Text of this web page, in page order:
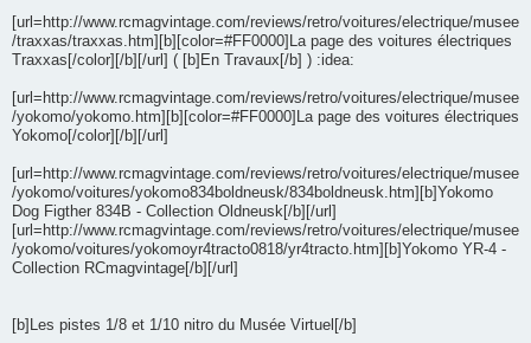
[url=http://www.rcmagvintage.com/reviews/retro/voitures/electrique/musee
/traxxas/traxxas.htm][b][color=#FF0000]La page des voitures électriques
Traxxas[/color][/b][/url] ( [b]En Travaux[/b] ) :idea:
[url=http://www.rcmagvintage.com/reviews/retro/voitures/electrique/musee
/yokomo/yokomo.htm][b][color=#FF0000]La page des voitures électriques
Yokomo[/color][/b][/url]
[url=http://www.rcmagvintage.com/reviews/retro/voitures/electrique/musee
/yokomo/voitures/yokomo834boldneusk/834boldneusk.htm][b]Yokomo
Dog Figther 834B - Collection Oldneusk[/b][/url]
[url=http://www.rcmagvintage.com/reviews/retro/voitures/electrique/musee
/yokomo/voitures/yokomoyr4tracto0818/yr4tracto.htm][b]Yokomo YR-4 -
Collection RCmagvintage[/b][/url]
[b]Les pistes 1/8 et 1/10 nitro du Musée Virtuel[/b]